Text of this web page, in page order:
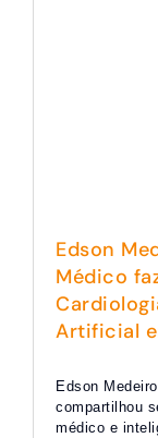
Edson
Médico
Artificial
Edson
compartilhou
médico e